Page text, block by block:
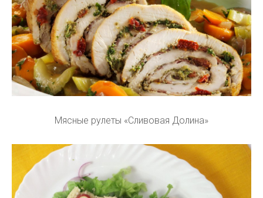
Мясные рулеты «Сливовая Долина»